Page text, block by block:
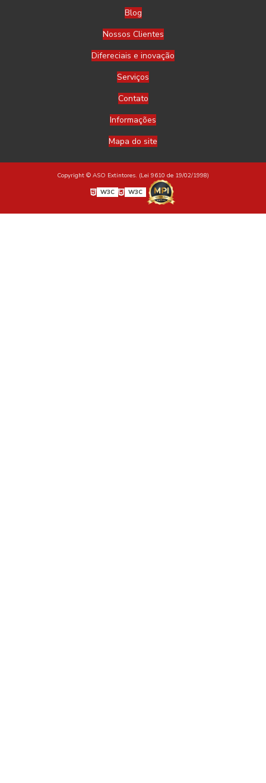
Blog
Nossos Clientes
Difereciais e inovação
Serviços
Contato
Informações
Mapa do site
Copyright © ASO Extintores. (Lei 9610 de 19/02/1998)
W3C
W3C